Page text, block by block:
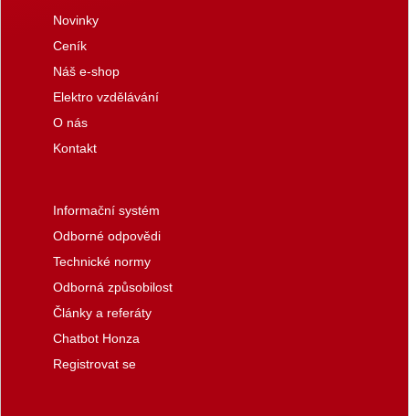
Novinky
Ceník
Náš e-shop
Elektro vzdělávání
O nás
Kontakt
Informační systém
Odborné odpovědi
Technické normy
Odborná způsobilost
Články a referáty
Chatbot Honza
Registrovat se